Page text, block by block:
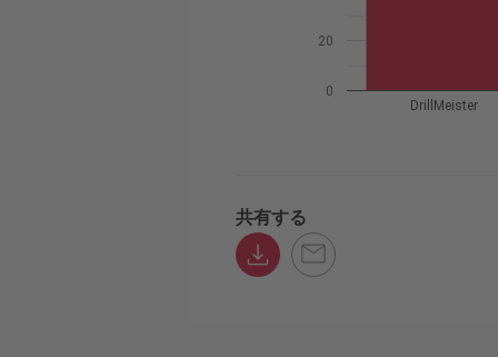
DrillMeister
0
20
共有する